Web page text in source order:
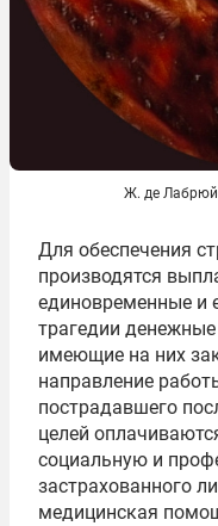
Ж. де
Для обеспечения
производятся
единовременные и
трагедии
имеющие на них
направление
пострадавшего
целей
социальную и
застрахованного
медицинская